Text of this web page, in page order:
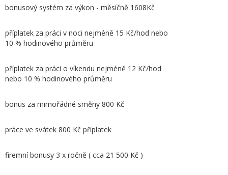
bonusový systém za výkon - měsíčně 1608Kč
příplatek za práci v noci nejméně 15 Kč/hod nebo
10 % hodinového průměru
příplatek za práci o víkendu nejméně 12 Kč/hod
nebo 10 % hodinového průměru
bonus za mimořádné směny 800 Kč
práce ve svátek 800 Kč příplatek
firemní bonusy 3 x ročně ( cca 21 500 Kč )